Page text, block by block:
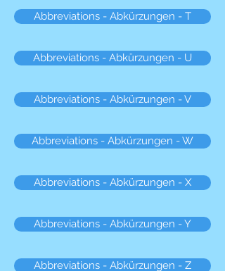
Abbreviations - Abkürzungen - T
Abbreviations - Abkürzungen - U
Abbreviations - Abkürzungen - V
Abbreviations - Abkürzungen - W
Abbreviations - Abkürzungen - X
Abbreviations - Abkürzungen - Y
Abbreviations - Abkürzungen - Z